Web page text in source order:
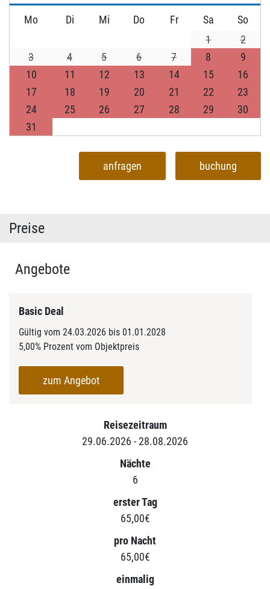
Mo Di Mi Do Fr Sa
So
1
2
3
4 5 6 7 8
9
10
11 12 13 14 15
16
17
18 19 20 21 22
23
24
25 26 27 28 29
30
31
buchung
anfragen
Preise
Angebote
Basic Deal
Gültig vom 24.03.2026 bis 01.01.2028
5,00% Prozent vom Objektpreis
zum Angebot
Reisezeitraum
29.06.2026 - 28.08.2026
Nächte
6
erster Tag
65,00€
pro Nacht
65,00€
einmalig